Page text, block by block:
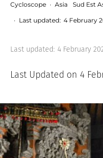
Cycloscope · Asia Sud Est
· Last updated: 4 February
Last updated: 4 February
Last Updated on 4